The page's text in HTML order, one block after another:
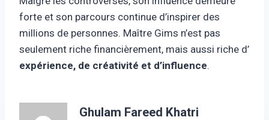
forte et son parcours continue d’inspirer des
millions de personnes. Maître Gims n’est pas
seulement riche financièrement, mais aussi riche d’
expérience, de créativité et d’influence.
Ghulam Fareed Khatri